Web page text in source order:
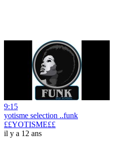
9:15
yotisme selection ..funk
££YOTISME££
il y a 12 ans